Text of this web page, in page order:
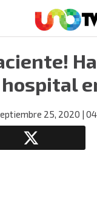
hospital
25, 2020 |